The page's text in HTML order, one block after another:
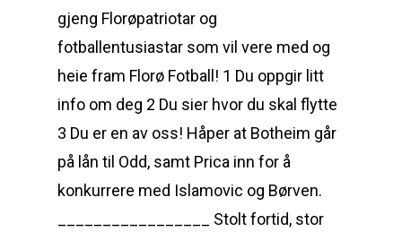
gjeng Florøpatriotar og
fotballentusiastar som vil vere med og
heie fram Florø Fotball! 1 Du oppgir litt
info om deg 2 Du sier hvor du skal flytte
3 Du er en av oss! Håper at Botheim går
på lån til Odd, samt Prica inn for å
konkurrere med Islamovic og Børven.
_________________ Stolt fortid, stor